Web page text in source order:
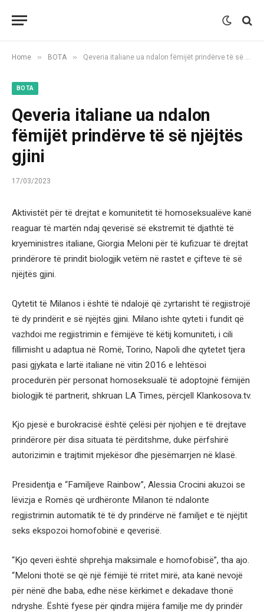
Home » BOTA » Qeveria italiane ua ndalon fëmijët prindërve të së njëjtës gjini
BOTA
Qeveria italiane ua ndalon
fëmijët prindërve të së njëjtës
gjini
17/03/2023
Aktivistët për të drejtat e komunitetit të homoseksualëve kanë
reaguar të martën ndaj qeverisë së ekstremit të djathtë të
kryeministres italiane, Giorgia Meloni për të kufizuar të drejtat
prindërore të prindit biologjik vetëm në rastet e çifteve të së
njëjtës gjini.
Qytetit të Milanos i është të ndalojë që zyrtarisht të regjistrojë
të dy prindërit e së njëjtës gjini. Milano ishte qyteti i fundit që
vazhdoi me regjistrimin e fëmijëve të këtij komuniteti, i cili
fillimisht u adaptua në Romë, Torino, Napoli dhe qytetet tjera
pasi gjykata e lartë italiane në vitin 2016 e lehtësoi
procedurën për personat homoseksualë të adoptojnë fëmijën
biologjik të partnerit, shkruan LA Times, përcjell Klankosova.tv.
Kjo pjesë e burokracisë është çelësi për njohjen e të drejtave
prindërore për disa situata të përditshme, duke përfshirë
autorizimin e trajtimit mjekësor dhe pjesëmarrjen në klasë.
Presidentja e “Familjeve Rainbow”, Alessia Crocini akuzoi se
lëvizja e Romës që urdhëronte Milanon të ndalonte
regjistrimin automatik të të dy prindërve në familjet e të njëjtit
seks ekspozoi homofobinë e qeverisë.
“Kjo qeveri është shprehja maksimale e homofobisë”, tha ajo.
“Meloni thotë se që një fëmijë të rritet mirë, ata kanë nevojë
për nënë dhe baba, edhe nëse kërkimet e dekadave thonë
ndryshe. Është fyese për qindra mijëra familje me dy prindër